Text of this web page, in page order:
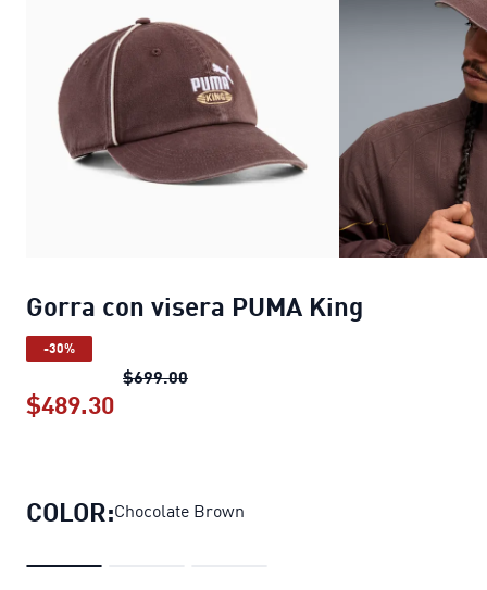
Gorra con visera PUMA King
-30%
$699.00Gorra con visera PUMA King
$489.30
COLOR:Chocolate Brown